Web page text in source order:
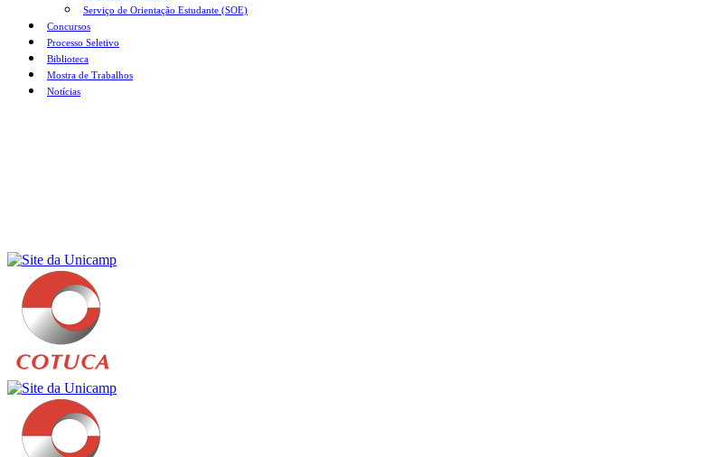
Serviço de Orientação Estudante (SOE)
Concursos
Processo Seletivo
Biblioteca
Mostra de Trabalhos
Notícias